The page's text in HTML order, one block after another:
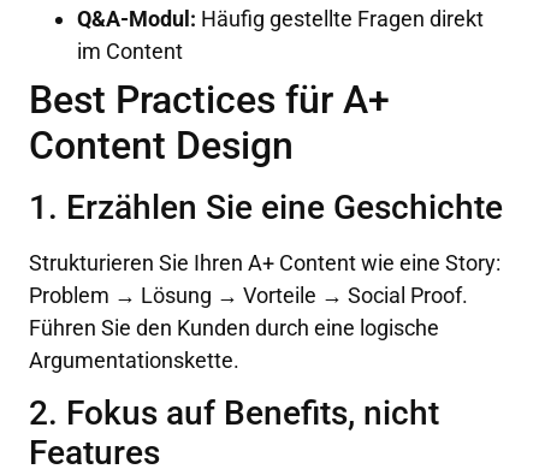
Q&A-Modul: Häufig gestellte Fragen direkt
im Content
Best Practices für A+
Content Design
1. Erzählen Sie eine Geschichte
Strukturieren Sie Ihren A+ Content wie eine Story:
Problem → Lösung → Vorteile → Social Proof.
Führen Sie den Kunden durch eine logische
Argumentationskette.
2. Fokus auf Benefits, nicht
Features